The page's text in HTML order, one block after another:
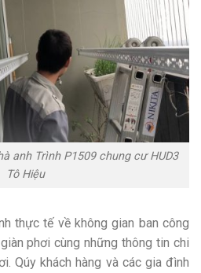
anh Trình P1509 chung cư HUD3
Tô Hiệu
thực tế về không gian ban công
phơi cùng những thông tin chi
Qúy khách hàng và các gia đình